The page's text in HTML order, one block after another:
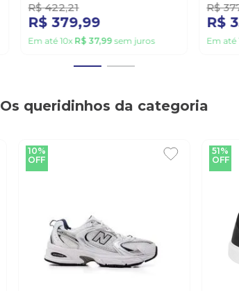
R$ 422,21
R$ 379,99
Em até10x R$ 37,99sem juros
R$
R$
Em até
Os queridinhos da categoria
10%
OFF
51%
OFF